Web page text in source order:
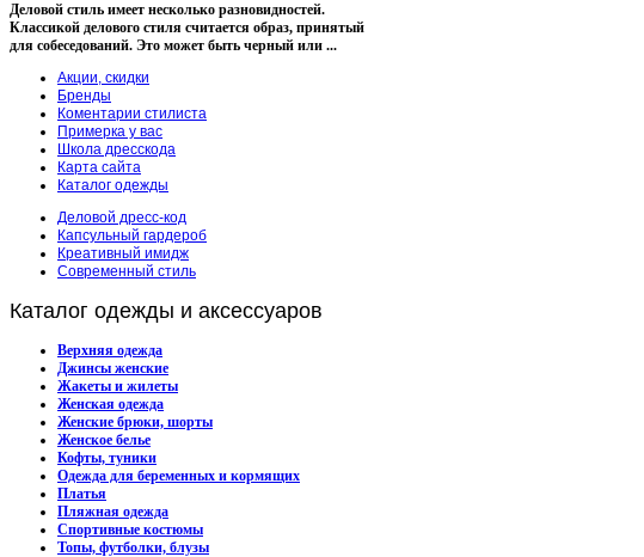
Деловой стиль имеет несколько разновидностей.
Классикой делового стиля считается образ, принятый
для собеседований. Это может быть черный или ...
Акции, скидки
Бренды
Коментарии стилиста
Примерка у вас
Школа дресскода
Карта сайта
Каталог одежды
Деловой дресс-код
Капсульный гардероб
Креативный имидж
Современный стиль
Каталог одежды и аксессуаров
Верхняя одежда
Джинсы женские
Жакеты и жилеты
Женская одежда
Женские брюки, шорты
Женское белье
Кофты, туники
Одежда для беременных и кормящих
Платья
Пляжная одежда
Спортивные костюмы
Топы, футболки, блузы